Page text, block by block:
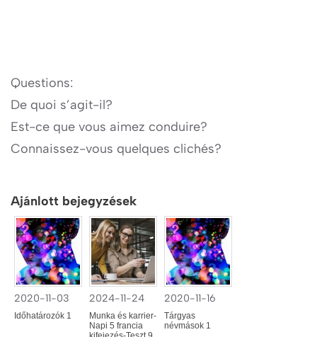
Questions:
De quoi s’agit-il?
Est-ce que vous aimez conduire?
Connaissez-vous quelques clichés?
Ajánlott bejegyzések
2020-11-03
Időhatározók 1
2024-11-24
Munka és karrier-
Napi 5 francia
2020-11-16
Tárgyas
névmások 1